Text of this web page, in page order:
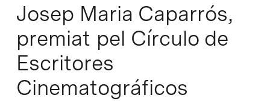
Josep Maria Caparrós,
premiat pel Círculo de
Escritores
Cinematográficos